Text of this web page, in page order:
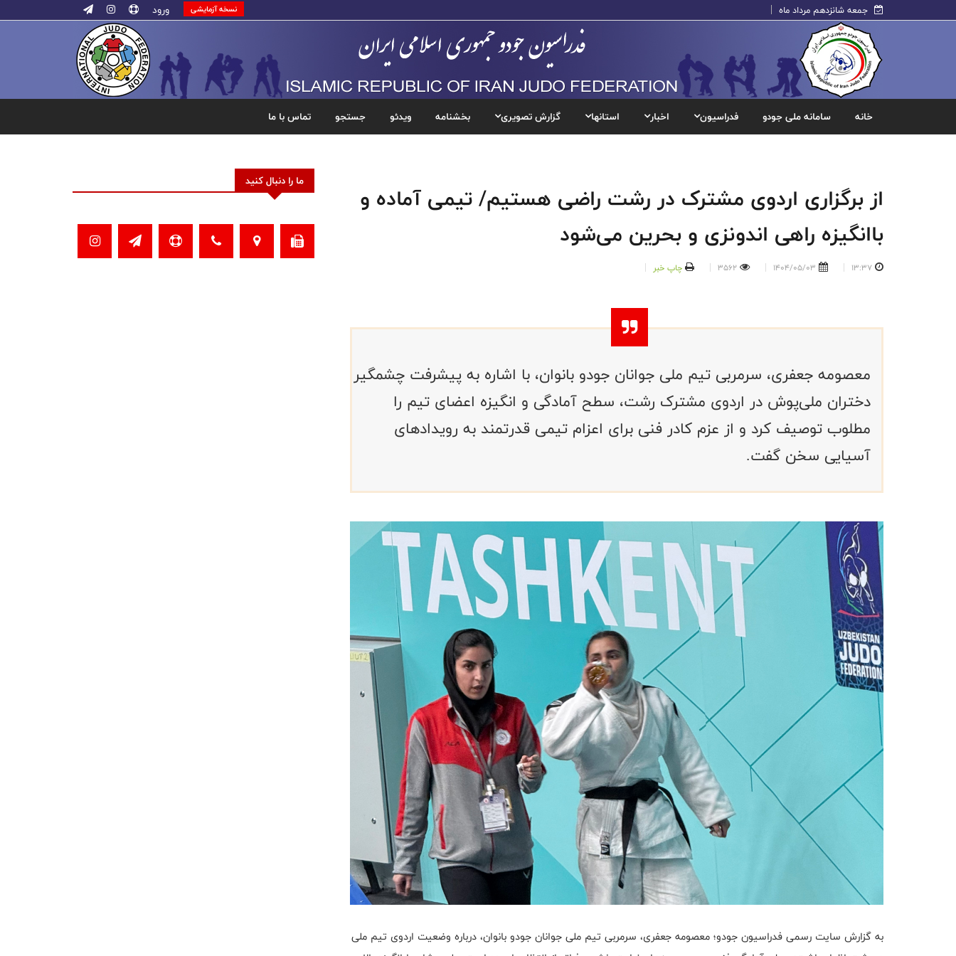
جمعه شانزدهم مرداد ماه نسخه آزمایشی ورود
خانه سامانه ملی جودو فدراسیون اخبار استانها گزارش تصویری بخشنامه ویدئو جستجو تماس با ما
از برگزاری اردوی مشترک در رشت راضی هستیم/ تیمی آماده و
باانگیزه راهی اندونزی و بحرین می‌شود
13:37
1404/05/03
3562 چاپ خبر
معصومه جعفری، سرمربی تیم ملی جوانان جودو بانوان، با اشاره به پیشرفت چشمگیر
دختران ملی‌پوش در اردوی مشترک رشت، سطح آمادگی و انگیزه اعضای تیم را
مطلوب توصیف کرد و از عزم کادر فنی برای اعزام تیمی قدرتمند به رویدادهای
آسیایی سخن گفت.
به گزارش سایت رسمی فدراسیون جودو؛ معصومه جعفری، سرمربی تیم ملی جوانان جودو بانوان، درباره وضعیت اردوی تیم ملی
ما را دنبال کنید